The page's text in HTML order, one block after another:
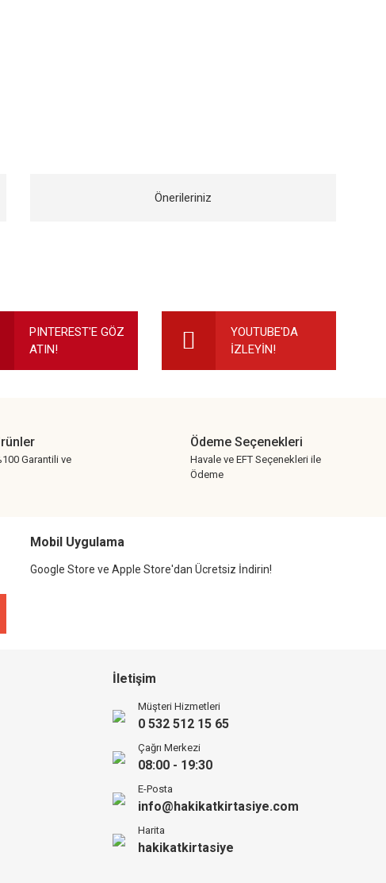
Önerileriniz
PINTEREST'E GÖZ
ATIN!
YOUTUBE'DA
İZLEYİN!
Garantili ve
Ödeme Seçenekleri
Havale ve EFT Seçenekleri ile
Ödeme
Mobil Uygulama
Google Store ve Apple Store'dan Ücretsiz İndirin!
İletişim
Müşteri Hizmetleri
0 532 512 15 65
Çağrı Merkezi
08:00 - 19:30
E-Posta
info@hakikatkirtasiye.com
Harita
hakikatkirtasiye